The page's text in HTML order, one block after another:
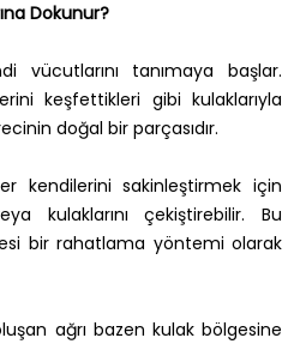
Dokunur?
vücutlarını tanımaya başlar.
keşfettikleri gibi kulaklarıyla
doğal bir parçasıdır.
kendilerini sakinleştirmek için
kulaklarını çekiştirebilir. Bu
bir rahatlama yöntemi olarak
ağrı bazen kulak bölgesine